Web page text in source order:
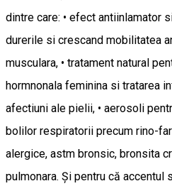
dintre care: • efect antiinlamator
durerile si crescand mobilitatea
musculara, • tratament natural
hormnonala feminina si tratarea
afectiuni ale pielii, • aerosoli
bolilor respiratorii precum rino-
alergice, astm bronsic, bronsita
pulmonara. Și pentru că accentul